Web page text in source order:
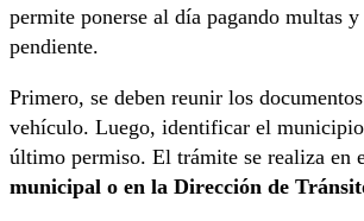
permite ponerse al día pagando multas
pendiente.
Primero, se deben reunir los
vehículo. Luego, identificar el municipio
último permiso. El trámite se realiza en
municipal o en la Dirección de